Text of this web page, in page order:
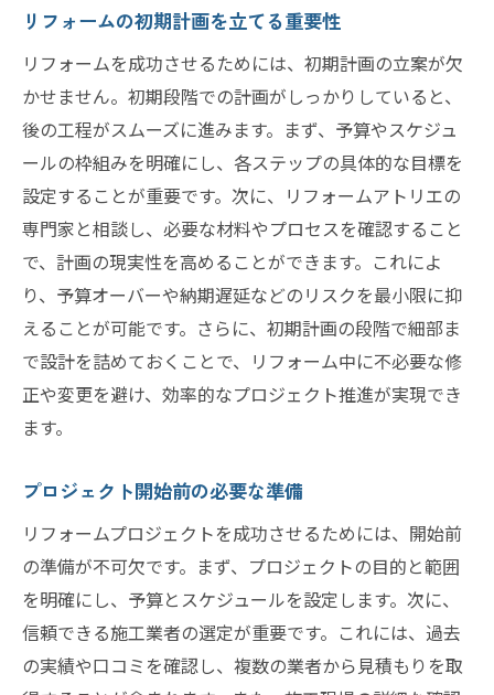
リフォームで生まれる新しいライフスタイ
ル
居住者の満足度を高める設計ポイント
カラーコーディネートとその効果
機能的で美しい収納の実現方法
照明計画がもたらす空間の変化
リフォームプロジェクトを成功に導くヒントと
実例
実際の事例から学ぶ成功の秘訣
プロジェクトの進行をスムーズにする工夫
リスクを最小限に抑えるための計画
顧客満足度を高めるためのフィードバック
活用
リフォームアトリエを活用して理想の空間を作
り上げる方法
アトリエとの協働で理想を具体化する
個性を活かした空間づくりのプロセス
リフォームの初期計画を立てる重要性
リフォームを成功させるためには、初期計画の立案が欠
かせません。初期段階での計画がしっかりしていると、
後の工程がスムーズに進みます。まず、予算やスケジュ
ールの枠組みを明確にし、各ステップの具体的な目標を
設定することが重要です。次に、リフォームアトリエの
専門家と相談し、必要な材料やプロセスを確認すること
で、計画の現実性を高めることができます。これによ
り、予算オーバーや納期遅延などのリスクを最小限に抑
えることが可能です。さらに、初期計画の段階で細部ま
で設計を詰めておくことで、リフォーム中に不必要な修
正や変更を避け、効率的なプロジェクト推進が実現でき
ます。
プロジェクト開始前の必要な準備
リフォームプロジェクトを成功させるためには、開始前
の準備が不可欠です。まず、プロジェクトの目的と範囲
を明確にし、予算とスケジュールを設定します。次に、
信頼できる施工業者の選定が重要です。これには、過去
の実績や口コミを確認し、複数の業者から見積もりを取